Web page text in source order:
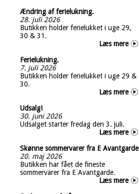
Ændring af ferielukning.
28. juli 2026
Butikken holder ferielukket i uge 29,
30 & 31.
Læs mere
Ferielukning.
7. juli 2026
Butikken holder ferielukket i uge 29 &
30.
Læs mere
Udsalg!
30. juni 2026
Udsalget starter fredag den 3. juli.
Læs mere
Skønne sommervarer fra E Avantgarde
20. maj 2026
Butikken har fået de fineste
sommervarer fra E Avantgarde.
Læs mere